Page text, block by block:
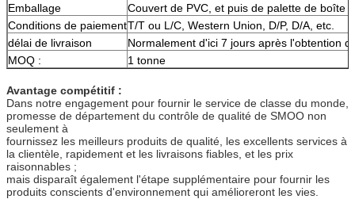
Emballage
Couvert de PVC, et puis de palette de boîte
Conditions de paiementT/T ou L/C, Western Union, D/P, D/A, etc.
délai de livraison
Normalement d'ici 7 jours après l'obtention
MOQ :
1 tonne
Avantage compétitif :
Dans notre engagement pour fournir le service de classe du monde,
promesse de département du contrôle de qualité de SMOO non
seulement à
fournissez les meilleurs produits de qualité, les excellents services à
la clientèle, rapidement et les livraisons fiables, et les prix
raisonnables ;
mais disparaît également l'étape supplémentaire pour fournir les
produits conscients d'environnement qui amélioreront les vies.